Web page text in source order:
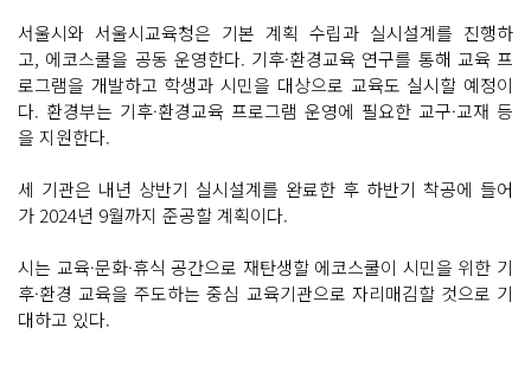
서울시와 서울시교육청은 기본 계획 수립과 실시설계를 진행하
고, 에코스쿨을 공동 운영한다. 기후·환경교육 연구를 통해 교육 프
로그램을 개발하고 학생과 시민을 대상으로 교육도 실시할 예정이
다. 환경부는 기후·환경교육 프로그램 운영에 필요한 교구·교재 등
을 지원한다.
세 기관은 내년 상반기 실시설계를 완료한 후 하반기 착공에 들어
가 2024년 9월까지 준공할 계획이다.
시는 교육·문화·휴식 공간으로 재탄생할 에코스쿨이 시민을 위한 기
후·환경 교육을 주도하는 중심 교육기관으로 자리매김할 것으로 기
대하고 있다.